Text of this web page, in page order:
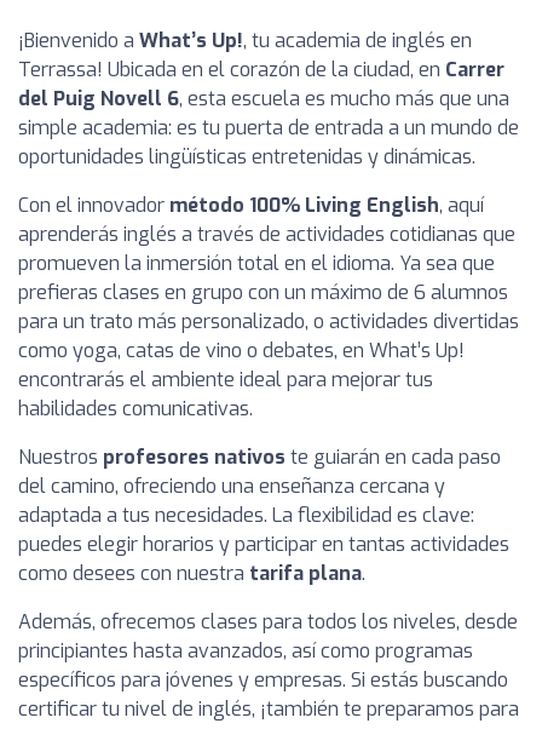
¡Bienvenido a What’s Up!, tu academia de inglés en
Terrassa! Ubicada en el corazón de la ciudad, en Carrer
del Puig Novell 6, esta escuela es mucho más que una
simple academia: es tu puerta de entrada a un mundo de
oportunidades lingüísticas entretenidas y dinámicas.
Con el innovador método 100% Living English, aquí
aprenderás inglés a través de actividades cotidianas que
promueven la inmersión total en el idioma. Ya sea que
prefieras clases en grupo con un máximo de 6 alumnos
para un trato más personalizado, o actividades divertidas
como yoga, catas de vino o debates, en What’s Up!
encontrarás el ambiente ideal para mejorar tus
habilidades comunicativas.
Nuestros profesores nativos te guiarán en cada paso
del camino, ofreciendo una enseñanza cercana y
adaptada a tus necesidades. La flexibilidad es clave:
puedes elegir horarios y participar en tantas actividades
como desees con nuestra tarifa plana.
Además, ofrecemos clases para todos los niveles, desde
principiantes hasta avanzados, así como programas
específicos para jóvenes y empresas. Si estás buscando
certificar tu nivel de inglés, ¡también te preparamos para